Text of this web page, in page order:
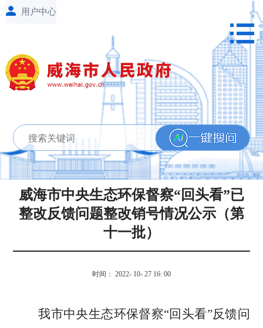
威海市中央生态环保督察“回头看”已
整改反馈问题整改销号情况公示（第
十一批）
时间： 2022- 10- 27 16: 00
我市中央生态环保督察“回头看”反馈问